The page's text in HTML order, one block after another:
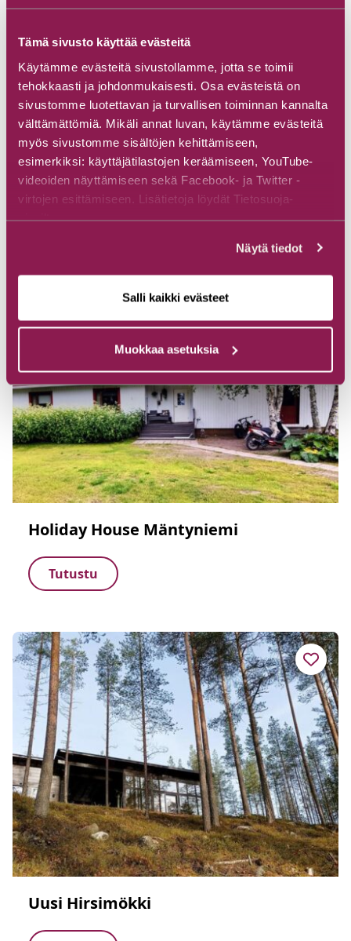
Tämä sivusto käyttää evästeitä
Käytämme evästeitä sivustollamme, jotta se toimii
tehokkaasti ja johdonmukaisesti. Osa evästeistä on
sivustomme luotettavan ja turvallisen toiminnan kannalta
välttämättömiä. Mikäli annat luvan, käytämme evästeitä
myös sivustomme sisältöjen kehittämiseen,
esimerkiksi: käyttäjätilastojen keräämiseen, YouTube-
videoiden näyttämiseen sekä Facebook- ja Twitter -
virtojen esittämiseen. Lisätietoja löydät Tietosuoja-
sivuiltamme.
Näytä tiedot
Salli kaikki evästeet
Muokkaa asetuksia
Arolan Pirtin aamiaismajoitus
Tutustu
Holiday House Mäntyniemi
Tutustu
Uusi Hirsimökki